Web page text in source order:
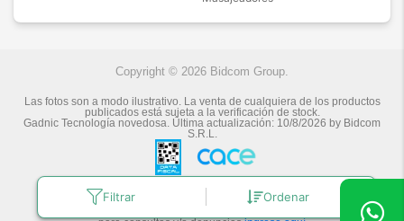
Filtrar Ordenar
Copyright © 2026 Bidcom Group.
Las fotos son a modo ilustrativo. La venta de cualquiera de los productos
publicados está sujeta a la verificación de stock.
Gadnic Tecnología novedosa. Última actualización: 10/8/2026 by Bidcom
S.R.L.
Botón de arrepentimiento